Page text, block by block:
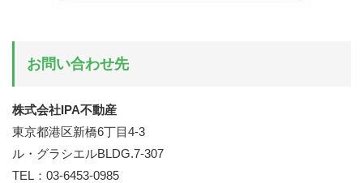
お問い合わせ先
株式会社IPA不動産
東京都港区新橋6丁目4-3
ル・グラシエルBLDG.7-307
TEL：03-6453-0985